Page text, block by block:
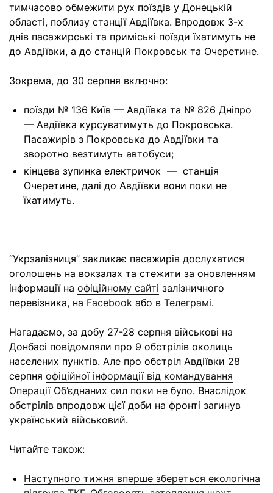
тимчасово обмежити рух поїздів у Донецькій
області, поблизу станції Авдіївка. Впродовж 3-х
днів пасажирські та приміські поїзди їхатимуть не
до Авдіївки, а до станцій Покровськ та Очеретине.
Зокрема, до 30 серпня включно:
поїзди № 136 Київ — Авдіївка та № 826 Дніпро
— Авдіївка курсуватимуть до Покровська.
Пасажирів з Покровська до Авдіївки та
зворотно везтимуть автобуси;
кінцева зупинка електричок — станція
Очеретине, далі до Авдіївки вони поки не
їхатимуть.
“Укрзалізниця” закликає пасажирів дослухатися
оголошень на вокзалах та стежити за оновленням
інформації на офіційному сайті залізничного
перевізника, на Facebook або в Телеграмі.
Нагадаємо, за добу 27-28 серпня військові на
Донбасі повідомляли про 9 обстрілів околиць
населених пунктів. Але про обстріл Авдіївки 28
серпня офіційної інформації від командування
Операції Об’єднаних сил поки не було. Внаслідок
обстрілів впродовж цієї доби на фронті загинув
український військовий.
Читайте також:
Наступного тижня вперше збереться екологічна